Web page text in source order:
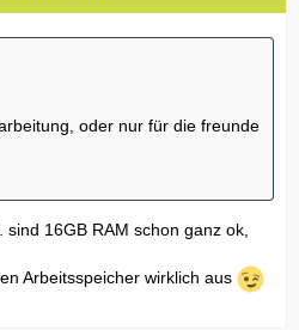
oder nur für die freunde
16GB RAM schon ganz ok,
Arbeitsspeicher wirklich aus